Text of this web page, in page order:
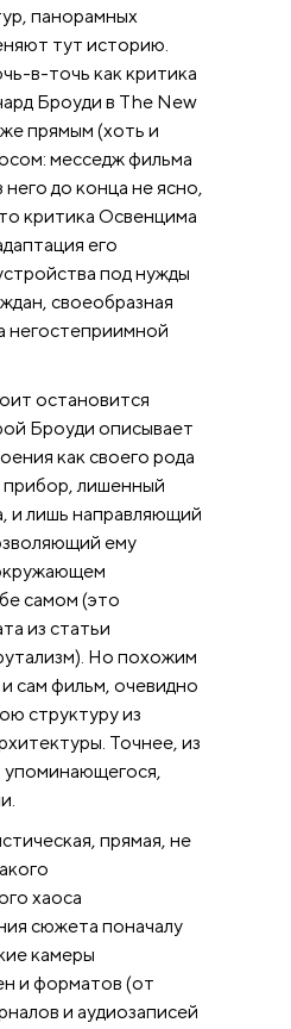
панорамных
тут историю.
в-точь как критика
Броуди в The New
прямым (хоть и
месседж фильма
до конца не ясно,
критика Освенцима
его
под нужды
своеобразная
негостеприимной
остановится
Броуди описывает
как своего рода
прибор, лишенный
и лишь направляющий
ему
самом (это
из статьи
Но похожим
сам фильм, очевидно
структуру из
Точнее, из
прямая, не
хаоса
сюжета поначалу
камеры
и форматов (от
и аудиозаписей